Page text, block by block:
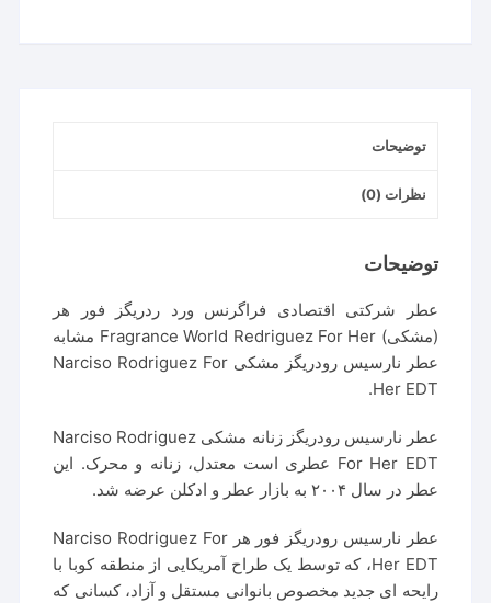
توضیحات
نظرات (0)
توضیحات
عطر شرکتی اقتصادی فراگرنس ورد ردریگز فور هر
(مشکی) Fragrance World Redriguez For Her مشابه
عطر نارسیس رودریگز مشکی Narciso Rodriguez For
Her EDT.
عطر نارسیس رودریگز زنانه مشکی Narciso Rodriguez
For Her EDT عطری است معتدل، زنانه و محرک. این
عطر در سال ۲۰۰۴ به بازار عطر و ادکلن عرضه شد.
عطر نارسیس رودریگز فور هر Narciso Rodriguez For
Her EDT، که توسط یک طراح آمریکایی از منطقه کوبا با
رایحه ای جدید مخصوص بانوانی مستقل و آزاد، کسانی که